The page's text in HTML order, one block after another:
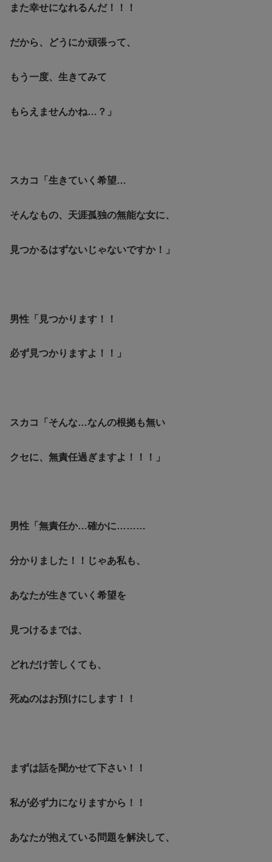
また幸せになれるんだ！！！
だから、どうにか頑張って、
もう一度、生きてみて
もらえませんかね…？」
スカコ「生きていく希望…
そんなもの、天涯孤独の無能な女に、
見つかるはずないじゃないですか！」
男性「見つかります！！
必ず見つかりますよ！！」
スカコ「そんな…なんの根拠も無い
クセに、無責任過ぎますよ！！！」
男性「無責任か…確かに………
分かりました！！じゃあ私も、
あなたが生きていく希望を
見つけるまでは、
どれだけ苦しくても、
死ぬのはお預けにします！！
まずは話を聞かせて下さい！！
私が必ず力になりますから！！
あなたが抱えている問題を解決して、